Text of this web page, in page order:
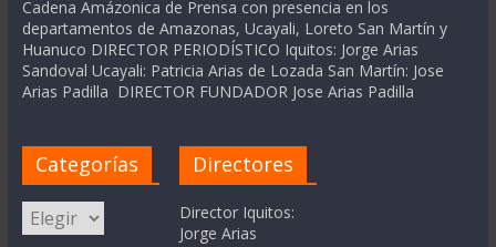
Cadena Amázonica de Prensa con presencia en los
departamentos de Amazonas, Ucayali, Loreto San Martín y
Huanuco DIRECTOR PERIODÍSTICO Iquitos: Jorge Arias
Sandoval Ucayali: Patricia Arias de Lozada San Martín: Jose
Arias Padilla DIRECTOR FUNDADOR Jose Arias Padilla
Categorías
Categorías
Directores
Director Iquitos:
Jorge Arias